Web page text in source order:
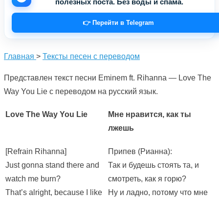
👉 Перейти в Telegram
Главная > Тексты песен с переводом
Представлен текст песни Eminem ft. Rihanna — Love The
Way You Lie с переводом на русский язык.
Love The Way You Lie
Мне нравится, как ты
лжешь
[Refrain Rihanna]
Just gonna stand there and
watch me burn?
That’s alright, because I like
Припев (Рианна):
Так и будешь стоять та, и
смотреть, как я горю?
Ну и ладно, потому что мне